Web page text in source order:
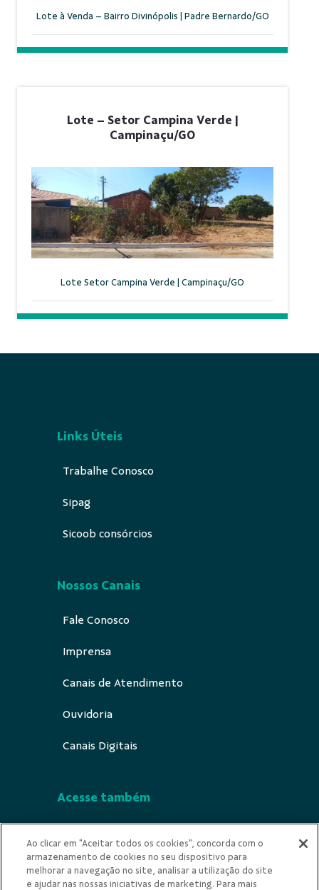
Lote à Venda – Bairro Divinópolis | Padre Bernardo/GO
Lote – Setor Campina Verde |
Campinaçu/GO
Lote Setor Campina Verde | Campinaçu/GO
Links Úteis
Trabalhe Conosco
Sipag
Sicoob consórcios
Nossos Canais
Fale Conosco
Imprensa
Canais de Atendimento
Ouvidoria
Canais Digitais
Acesse também
Indícios de Ilicitude
Ao clicar em "Aceitar todos os cookies", concorda com o
armazenamento de cookies no seu dispositivo para
melhorar a navegação no site, analisar a utilização do site
e ajudar nas nossas iniciativas de marketing. Para mais